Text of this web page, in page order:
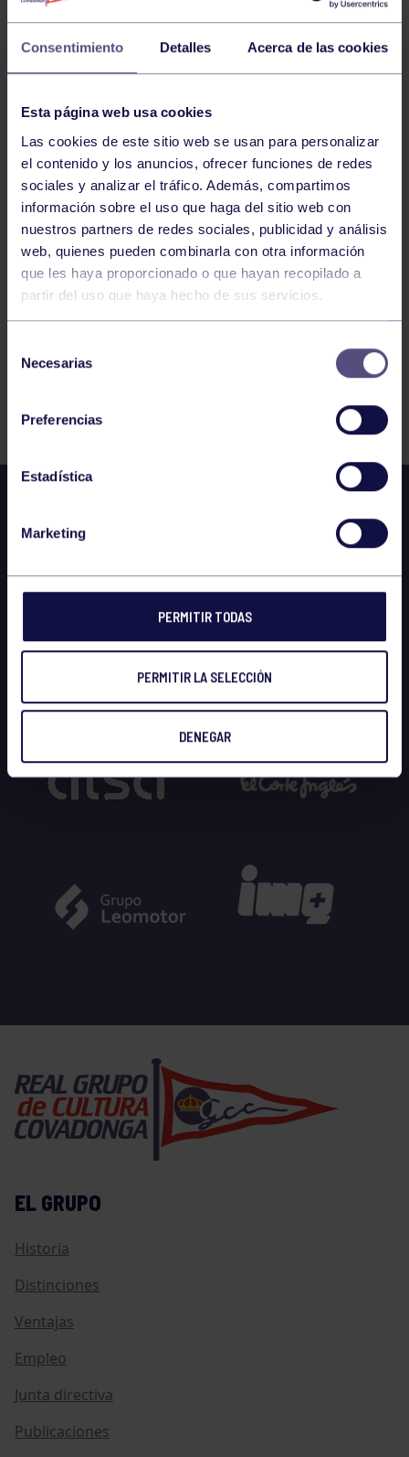
Consentimiento Detalles Acerca de las cookies
Esta página web usa cookies
Las cookies de este sitio web se usan para personalizar
el contenido y los anuncios, ofrecer funciones de redes
sociales y analizar el tráfico. Además, compartimos
información sobre el uso que haga del sitio web con
nuestros partners de redes sociales, publicidad y análisis
web, quienes pueden combinarla con otra información
que les haya proporcionado o que hayan recopilado a
partir del uso que haya hecho de sus servicios.
Necesarias
Preferencias
Estadística
Marketing
PERMITIR TODAS
PERMITIR LA SELECCIÓN
DENEGAR
FEMENINA NO SOCIAS
MASCULINA SOCIOS
PADEL TORNEO HYUNDAI ASTURDAI RGCC 1ª
MASCULINA NO SOCIOS
1 2 3 4 5 6 7
FILTRAR
EL GRUPO
Historia
Distinciones
Ventajas
Empleo
Junta directiva
Publicaciones